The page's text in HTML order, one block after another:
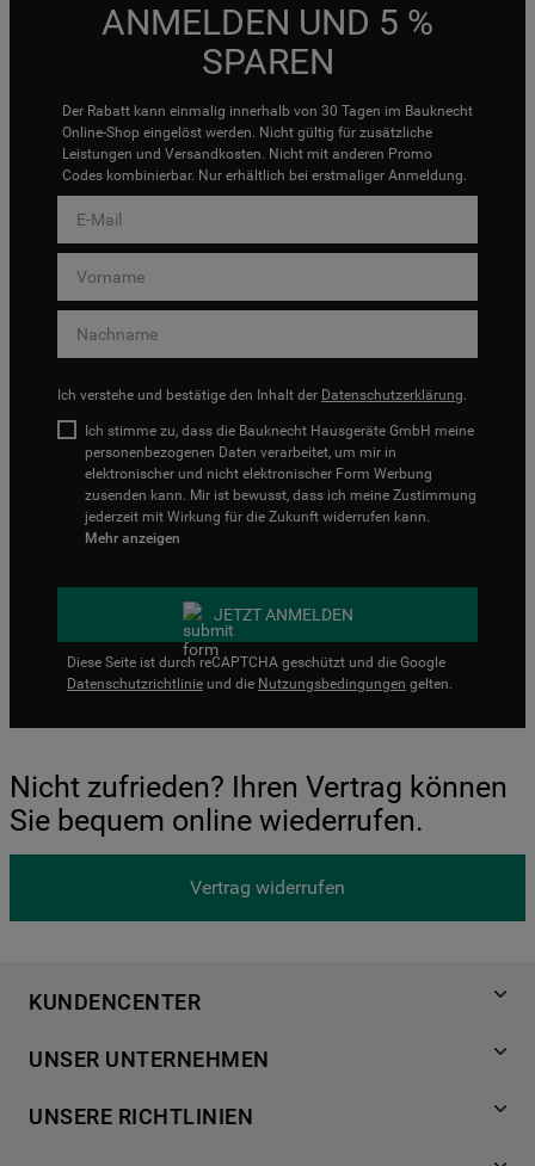
ANMELDEN UND 5 %
SPAREN
Der Rabatt kann einmalig innerhalb von 30 Tagen im Bauknecht
Online-Shop eingelöst werden. Nicht gültig für zusätzliche
Leistungen und Versandkosten. Nicht mit anderen Promo
Codes kombinierbar. Nur erhältlich bei erstmaliger Anmeldung.
Ich verstehe und bestätige den Inhalt der Datenschutzerklärung.
Ich stimme zu, dass die Bauknecht Hausgeräte GmbH meine
personenbezogenen Daten verarbeitet, um mir in
elektronischer und nicht elektronischer Form Werbung
zusenden kann. Mir ist bewusst, dass ich meine Zustimmung
jederzeit mit Wirkung für die Zukunft widerrufen kann.
Mehr anzeigen
JETZT ANMELDEN
Diese Seite ist durch reCAPTCHA geschützt und die Google
Datenschutzrichtlinie und die Nutzungsbedingungen gelten.
Nicht zufrieden? Ihren Vertrag können
Sie bequem online wiederrufen.
Vertrag widerrufen
KUNDENCENTER
Händlersuche
Häufige Fragen
UNSER UNTERNEHMEN
Für Händler
UNSERE RICHTLINIEN